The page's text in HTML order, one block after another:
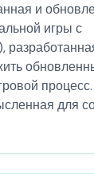
и
игры с
для